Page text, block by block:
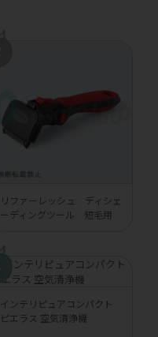
リファーレッシュ ディシェ
ーディングツール 短毛用
インテリピュアコンパクト
ピエラス 空気清浄機